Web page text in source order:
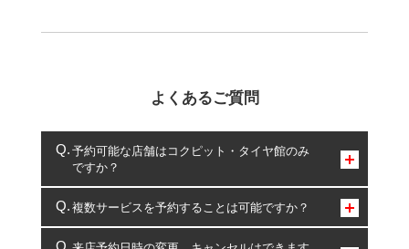
よくあるご質問
予約可能な店舗はコクピット・タイヤ館のみ
ですか？
コクピット・タイヤ館のみとなります。
複数サービスを予約することは可能ですか？
複数サービスのご予約は可能です。